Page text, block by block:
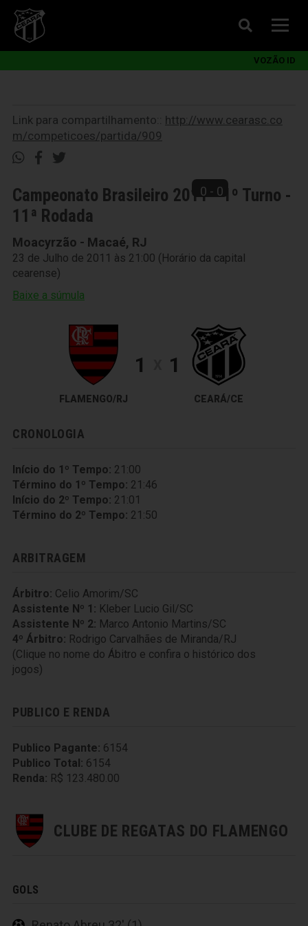
VOZÃO ID
Link para compartilhamento:: http://www.cearasc.co
m/competicoes/partida/909
Campeonato Brasileiro 2011 - 1º Turno -
11ª Rodada
Moacyrzão - Macaé, RJ
23 de Julho de 2011 às 21:00 (Horário da capital
cearense)
Baixe a súmula
FLAMENGO/RJ
1 1
0 - 0
CEARÁ/CE
CRONOLOGIA
Início do 1º Tempo: 21:00
Término do 1º Tempo: 21:46
Início do 2º Tempo: 21:01
Término do 2º Tempo: 21:50
ARBITRAGEM
Árbitro: Celio Amorim/SC
Assistente Nº 1: Kleber Lucio Gil/SC
Assistente Nº 2: Marco Antonio Martins/SC
4º Árbitro: Rodrigo Carvalhães de Miranda/RJ
(Clique no nome do Ábitro e confira o histórico dos
jogos)
PUBLICO E RENDA
Publico Pagante: 6154
Publico Total: 6154
Renda: R$ 123.480.00
CLUBE DE REGATAS DO FLAMENGO
GOLS